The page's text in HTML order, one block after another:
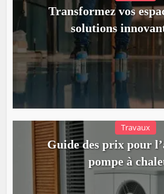
Transformez vos
solutions
Travaux
Guide des prix pour
pompe à